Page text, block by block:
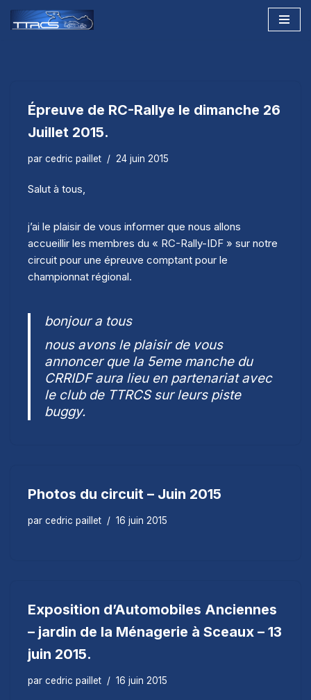
Épreuve de RC-Rallye le dimanche 26
Juillet 2015.
par cedric paillet 24 juin 2015
Salut à tous,
j’ai le plaisir de vous informer que nous allons
accueillir les membres du « RC-Rally-IDF » sur notre
circuit pour une épreuve comptant pour le
championnat régional.
bonjour a tous
nous avons le plaisir de vous
annoncer que la 5eme manche du
CRRIDF aura lieu en partenariat avec
le club de TTRCS sur leurs piste
buggy.
Photos du circuit – Juin 2015
par cedric paillet 16 juin 2015
Exposition d’Automobiles Anciennes
– jardin de la Ménagerie à Sceaux – 13
juin 2015.
par cedric paillet 16 juin 2015